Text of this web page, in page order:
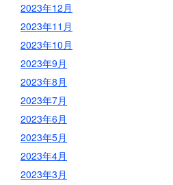
2023年12月
2023年11月
2023年10月
2023年9月
2023年8月
2023年7月
2023年6月
2023年5月
2023年4月
2023年3月